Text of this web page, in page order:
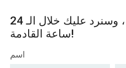
أرسل استفسارك ، وسنرد عليك خلال الـ 24
ساعة القادمة!
اسم